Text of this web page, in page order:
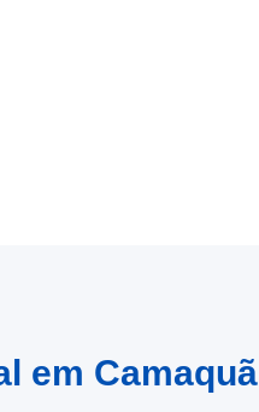
em Camaquã